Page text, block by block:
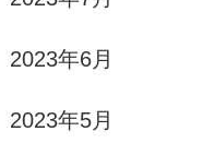
2023年6月
2023年5月